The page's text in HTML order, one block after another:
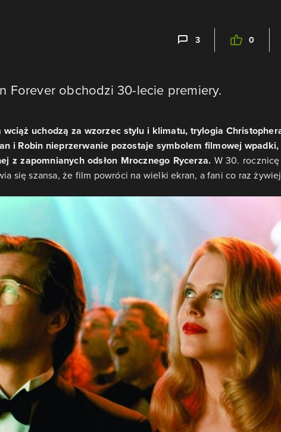
3 0
Forever obchodzi 30-lecie premiery.
uchodzą za wzorzec stylu i klimatu, trylogia
i Robin nieprzerwanie pozostaje symbolem filmowej
z zapomnianych odsłon Mrocznego Rycerza. W 30.
się szansa, że film powróci na wielki ekran, a fani co raz